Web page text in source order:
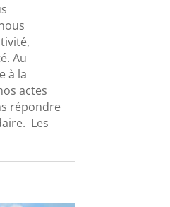
Au
à la
actes
répondre
Les